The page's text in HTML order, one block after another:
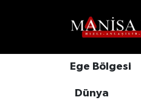
Ege Bölgesi
Dünya